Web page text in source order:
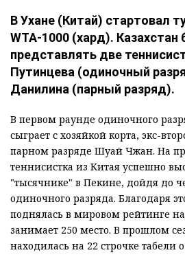
В Ухане (Китай) стартовал
WTA-1000 (хард). Казахстан
представлять две
Путинцева (одиночный
Данилина (парный разряд).
В первом раунде одиночного
сыграет с хозяйкой корта, экс-
парном разряде Шуай Чжан. На
теннисистка из Китая успешно
"тысячнике" в Пекине, дойдя до
одиночного разряда. Благодаря
поднялась в мировом рейтинге
занимает 250 место. В прошлом
находилась на 22 строчке табели